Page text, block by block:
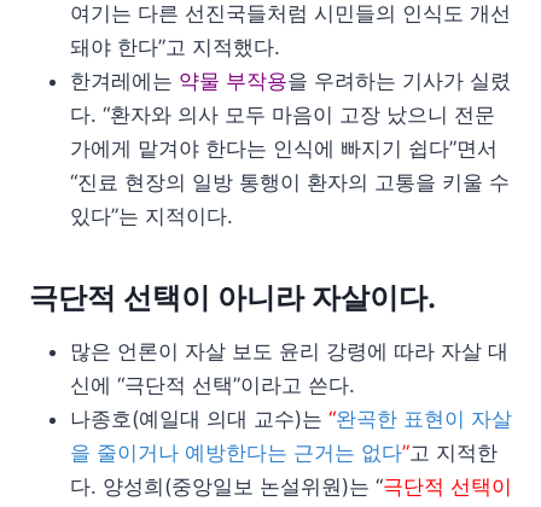
여기는 다른 선진국들처럼 시민들의 인식도 개선
돼야 한다”고 지적했다.
한겨레에는 약물 부작용을 우려하는 기사가 실렸
다. “환자와 의사 모두 마음이 고장 났으니 전문
가에게 맡겨야 한다는 인식에 빠지기 쉽다”면서
“진료 현장의 일방 통행이 환자의 고통을 키울 수
있다”는 지적이다.
극단적 선택이 아니라 자살이다.
많은 언론이 자살 보도 윤리 강령에 따라 자살 대
신에 “극단적 선택”이라고 쓴다.
나종호(예일대 의대 교수)는 “완곡한 표현이 자살
을 줄이거나 예방한다는 근거는 없다”고 지적한
다. 양성희(중앙일보 논설위원)는 “극단적 선택이